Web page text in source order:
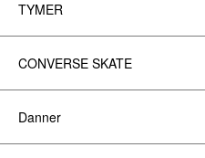
TYMER
CONVERSE SKATE
Danner